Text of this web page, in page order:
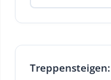
Treppensteigen: